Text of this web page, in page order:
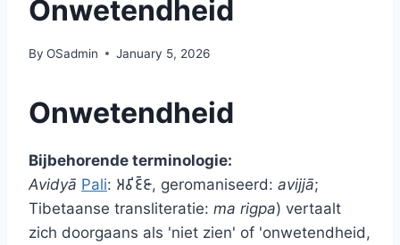
Onwetendheid
By OSadmin January 5, 2026
Onwetendheid
Bijbehorende terminologie:
Avidyā Pali: 𑀅𑀯𑀺𑀚𑁆𑀚𑀸, geromaniseerd: avijjā;
Tibetaanse transliteratie: ma rigpa) vertaalt
zich doorgaans als 'niet zien' of 'onwetendheid,